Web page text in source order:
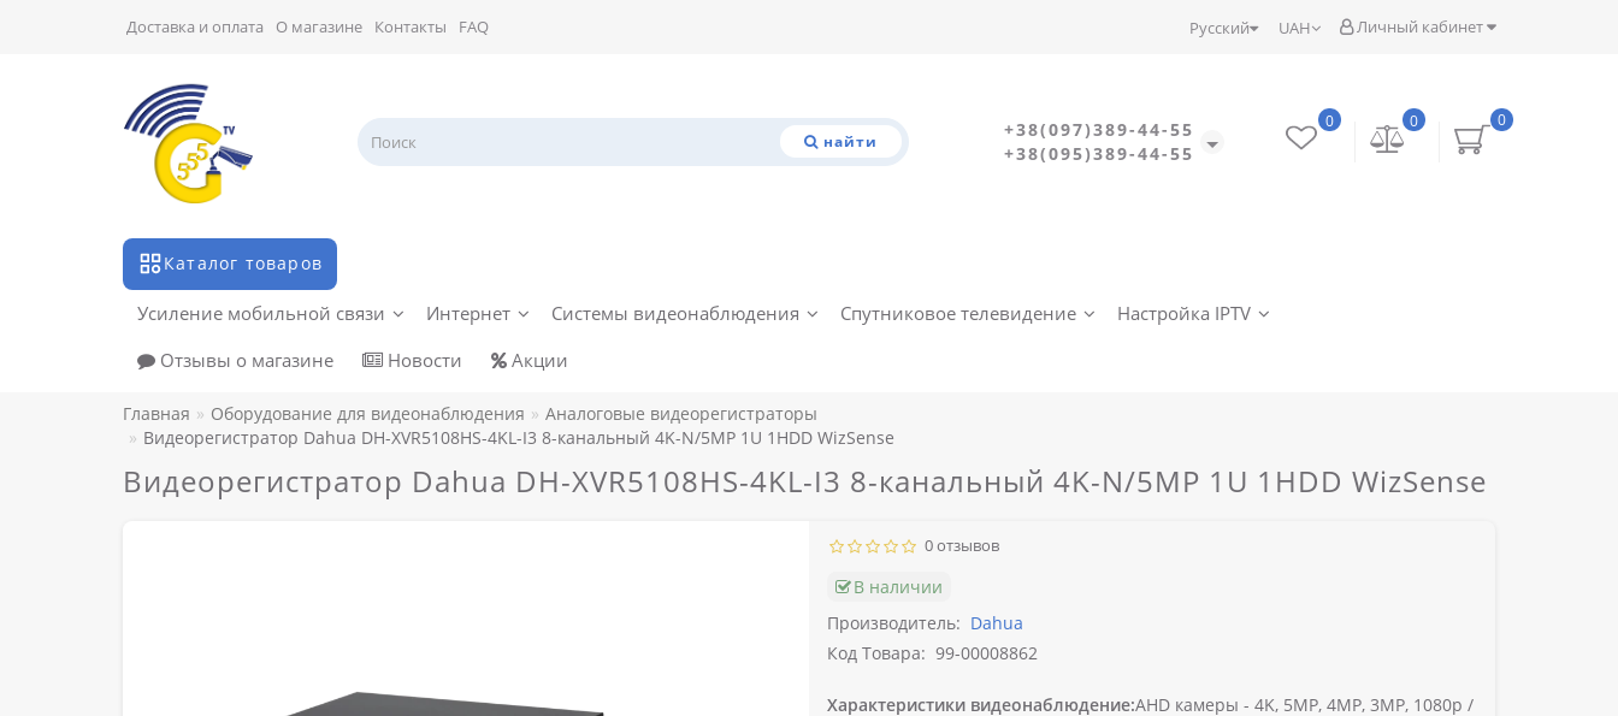
Личный кабинет
UAH
Русский
Доставка и оплата О магазине Контакты FAQ
найти
+38(097)389-44-55
+38(095)389-44-55
0
0
0
Каталог товаров
Усиление мобильной связи Интернет Системы видеонаблюдения Спутниковое телевидение
Настройка IPTV
Отзывы о магазине
Новости Акции
Главная Оборудование для видеонаблюдения
Аналоговые видеорегистраторы
Видеорегистратор Dahua DH-XVR5108HS-4KL-I3 8-канальный 4K-N/5MP 1U 1HDD WizSense
Видеорегистратор Dahua DH-XVR5108HS-4KL-I3 8-канальный 4K-N/5MP 1U 1HDD WizSense
0 отзывов
В наличии
Производитель: Dahua
Код Товара: 99-00008862
Характеристики видеонаблюдение:AHD камеры - 4K, 5MP, 4MP, 3MP, 1080p /